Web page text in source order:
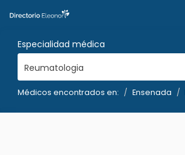
Especialidad médica
Reumatologia
Médicos encontrados en: Ensenada